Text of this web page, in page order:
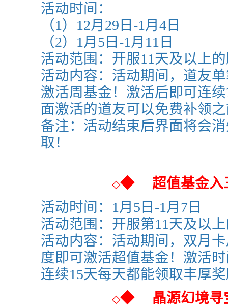
活动时间：
（1）12月29日-1月4日
（2）1月5日-1月11日
活动范围： 开服11天及以上
活动内容：活动期间，道友
激活周基金！激活后即可连
面激活的道友可以免费补领
备注：活动结束后界面将会
取！
◇◆
超值基金入
活动时间：1月5日-1月7日
活动范围：开服第11天及以
活动内容：活动期间，双月
度即可激活超值基金！激活
连续15天每天都能领取丰厚
◇◆
晶源幻境寻